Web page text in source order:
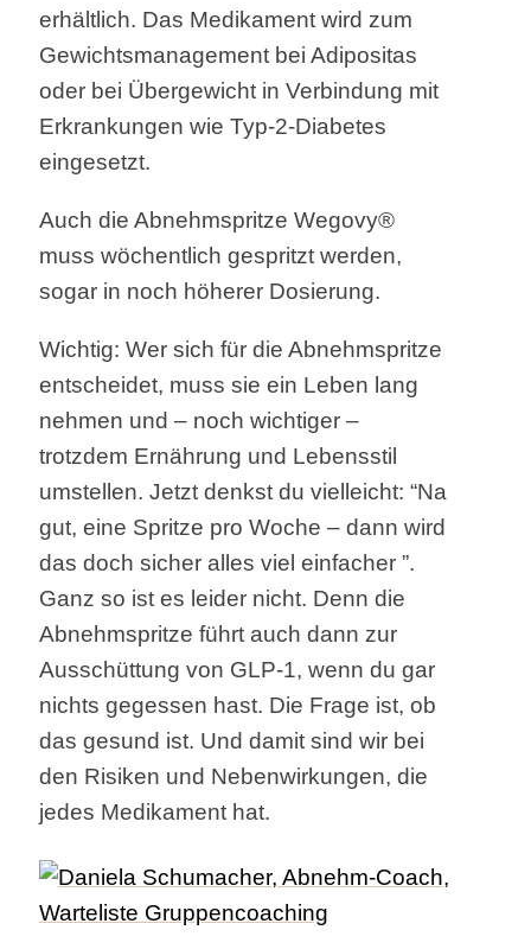
erhältlich. Das Medikament wird zum
Gewichtsmanagement bei Adipositas
oder bei Übergewicht in Verbindung mit
Erkrankungen wie Typ-2-Diabetes
eingesetzt.
Auch die Abnehmspritze Wegovy®
muss wöchentlich gespritzt werden,
sogar in noch höherer Dosierung.
Wichtig: Wer sich für die Abnehmspritze
entscheidet, muss sie ein Leben lang
nehmen und – noch wichtiger –
trotzdem Ernährung und Lebensstil
umstellen. Jetzt denkst du vielleicht: “Na
gut, eine Spritze pro Woche – dann wird
das doch sicher alles viel einfacher ”.
Ganz so ist es leider nicht. Denn die
Abnehmspritze führt auch dann zur
Ausschüttung von GLP-1, wenn du gar
nichts gegessen hast. Die Frage ist, ob
das gesund ist. Und damit sind wir bei
den Risiken und Nebenwirkungen, die
jedes Medikament hat.